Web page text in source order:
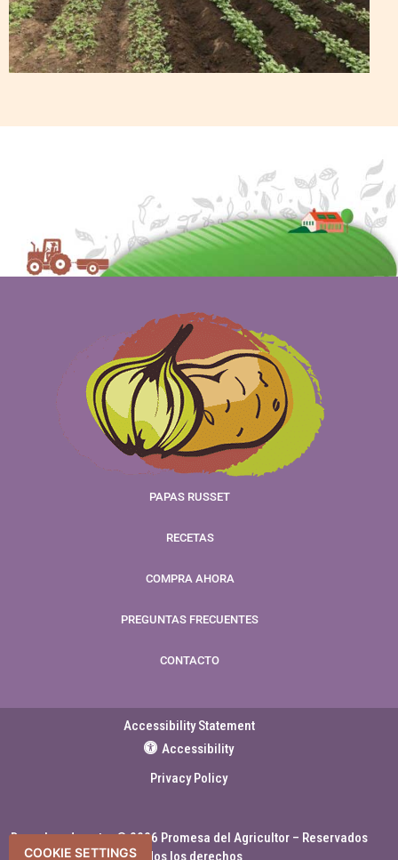
COOKIE SETTINGS
PAPAS RUSSET
RECETAS
COMPRA AHORA
PREGUNTAS FRECUENTES
CONTACTO
Accessibility Statement
Accessibility
Privacy Policy
Derechos de autor © 2026 Promesa del Agricultor – Reservados
todos los derechos